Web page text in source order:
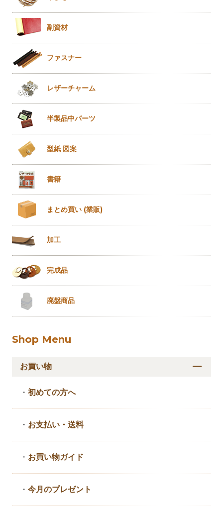
副資材
ファスナー
レザーチャーム
半製品中パーツ
型紙 図案
書籍
まとめ買い (業販)
加工
完成品
廃盤商品
Shop Menu
お買い物
・初めての方へ
・ お支払い・送料
・ お買い物ガイド
・今月のプレゼント